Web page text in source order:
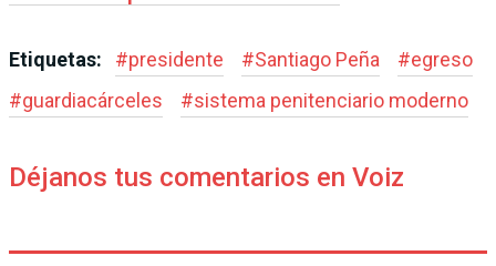
Etiquetas: #presidente #Santiago Peña #egreso
#guardiacárceles #sistema penitenciario moderno
Déjanos tus comentarios en Voiz